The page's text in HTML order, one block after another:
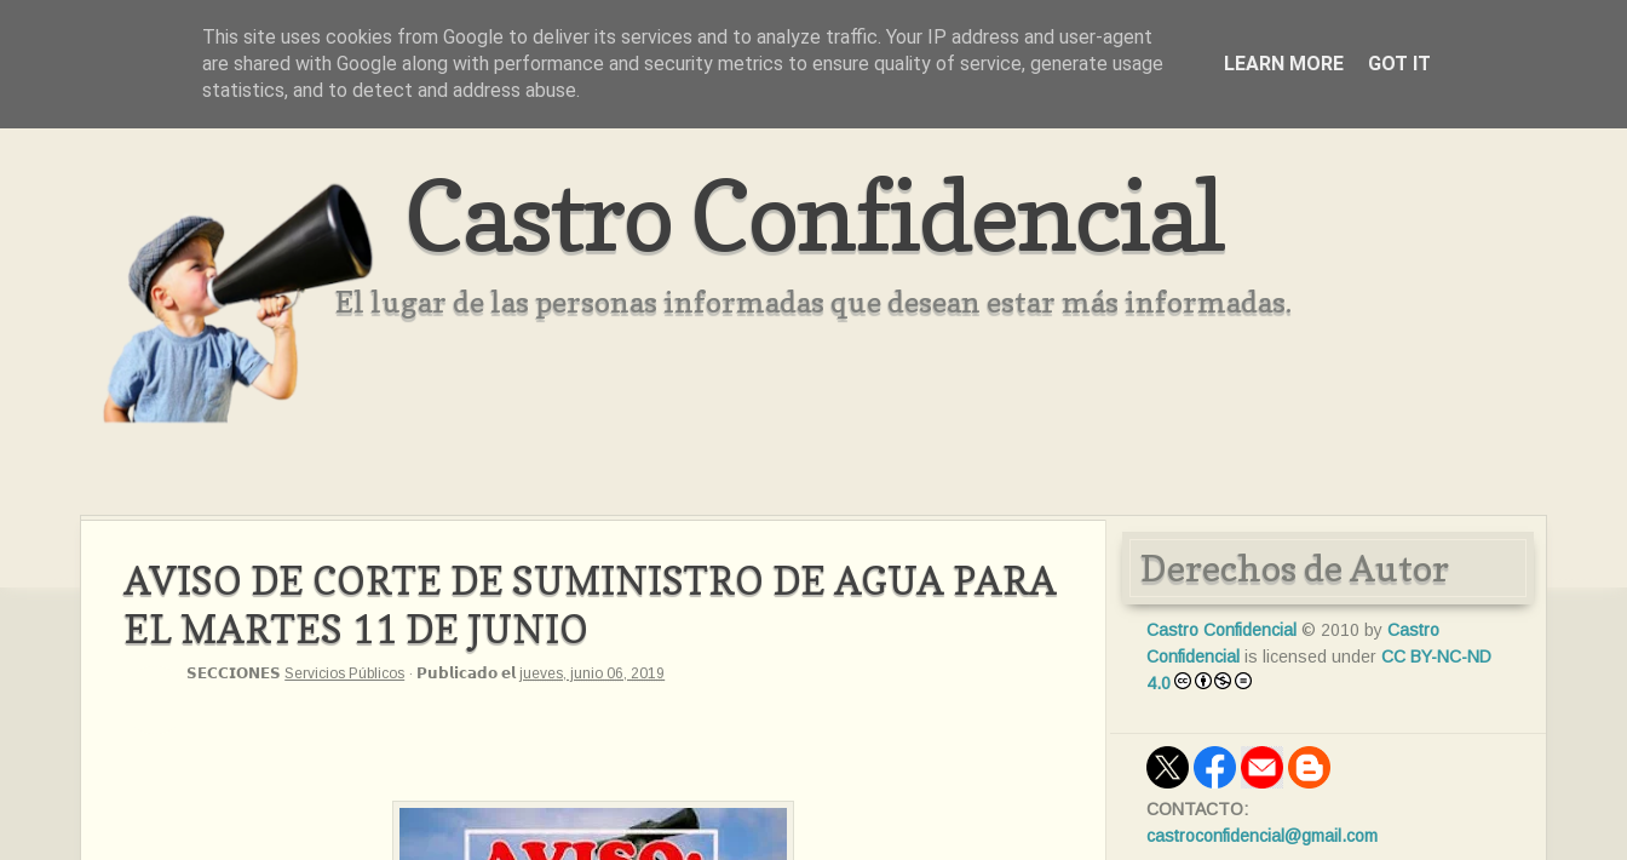
Aviso Legal Quienes Somos ??
Castro Confidencial
El lugar de las personas informadas que desean estar más informadas.
AVISO DE CORTE DE SUMINISTRO DE AGUA PARA
EL MARTES 11 DE JUNIO
𝗦𝗘𝗖𝗖𝗜𝗢𝗡𝗘𝗦Servicios Públicos · 𝗣𝘂𝗯𝗹𝗶𝗰𝗮𝗱𝗼 𝗲𝗹 jueves, junio 06, 2019
Derechos de Autor
Castro Confidencial © 2010 by Castro
Confidencial is licensed under CC BY-NC-ND
4.0
CONTACTO:
castroconfidencial@gmail.com
This site uses cookies from Google to deliver its services and to analyze traffic. Your IP address and user-agent
are shared with Google along with performance and security metrics to ensure quality of service, generate usage
statistics, and to detect and address abuse.
LEARN MORE GOT IT